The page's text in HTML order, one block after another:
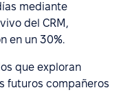
mediante
del CRM,
en un 30%.
que exploran
futuros compañeros